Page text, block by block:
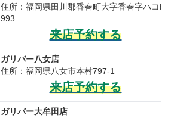
住所：福岡県田川郡香春町大字香春字ハコ町
993
来店予約する
ガリバー八女店
住所：福岡県八女市本村797-1
来店予約する
ガリバー大牟田店